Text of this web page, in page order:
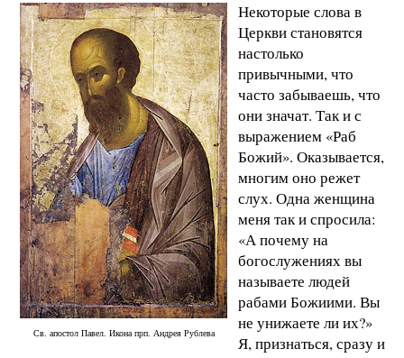
Св. апостол Павел. Икона прп. Андрея Рублева
Некоторые слова в
Церкви становятся
настолько
привычными, что
часто забываешь, что
они значат. Так и с
выражением «Раб
Божий». Оказывается,
многим оно режет
слух. Одна женщина
меня так и спросила:
«А почему на
богослужениях вы
называете людей
рабами Божиими. Вы
не унижаете ли их?»
Я, признаться, сразу и